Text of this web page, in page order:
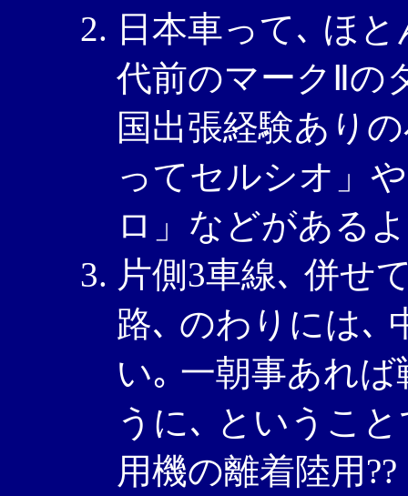
日本車って､ ほ
代前のマークⅡの
国出張経験あり
ってセルシオ」
ロ」などがある
片側3車線､ 併せ
路､ のわりには､
い｡ 一朝事あれ
うに､ というこ
用機の離着陸用??